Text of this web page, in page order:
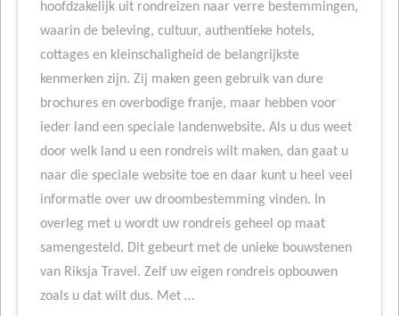
hoofdzakelijk uit rondreizen naar verre bestemmingen,
waarin de beleving, cultuur, authentieke hotels,
cottages en kleinschaligheid de belangrijkste
kenmerken zijn. Zij maken geen gebruik van dure
brochures en overbodige franje, maar hebben voor
ieder land een speciale landenwebsite. Als u dus weet
door welk land u een rondreis wilt maken, dan gaat u
naar die speciale website toe en daar kunt u heel veel
informatie over uw droombestemming vinden. In
overleg met u wordt uw rondreis geheel op maat
samengesteld. Dit gebeurt met de unieke bouwstenen
van Riksja Travel. Zelf uw eigen rondreis opbouwen
zoals u dat wilt dus. Met …